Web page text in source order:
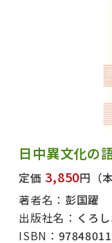
日中異文化の
定価 3,850円 （
著者名： 彭国躍
出版社名： くろ
ISBN：